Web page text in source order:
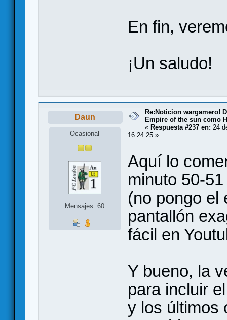
En fin,
¡Un saludo!
Daun
Ocasional
Mensajes: 60
Re:Noticion wargamero!
Empire of the sun como
« Respuesta #237 en: 24
16:24:25 »
Aquí lo
minuto 50-
(no pongo el
pantallón
fácil en
Y bueno, la
para incluir
y los últimos